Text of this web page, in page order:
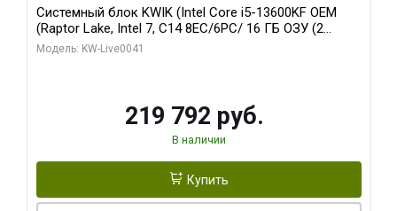
Системный блок KWIK (Intel Core i5-13600KF OEM
(Raptor Lake, Intel 7, C14 8EC/6PC/ 16 ГБ ОЗУ (2
модуля)/ Palit RTX5080 GAMINGPRO OC 16GB GDDR7
Модель: KW-Live0041
219 792 руб.
В наличии
Купить